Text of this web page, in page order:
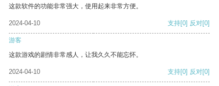
这款软件的功能非常强大，使用起来非常方便。
2024-04-10 支持[0] 反对[0]
游客
这款游戏的剧情非常感人，让我久久不能忘怀。
2024-04-10 支持[0] 反对[0]